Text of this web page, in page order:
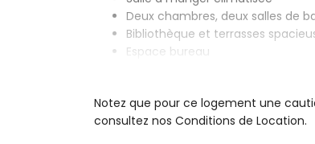
Deux chambres, deux salles de
Bibliothèque et terrasses
Espace bureau
Cuisine de la Maison principale
Notez que pour ce logement une
consultez nos Conditions de Location.